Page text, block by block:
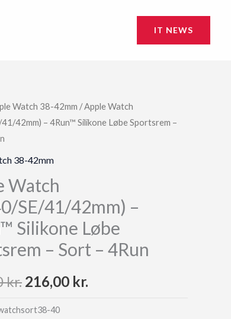
IT NEWS
Watch 38-42mm / Apple Watch
42mm) – 4Run™ Silikone Løbe Sportsrem –
38-42mm
Watch
SE/41/42mm) –
Silikone Løbe
– Sort – 4Run
kr. Original
price
216,00 kr.
40